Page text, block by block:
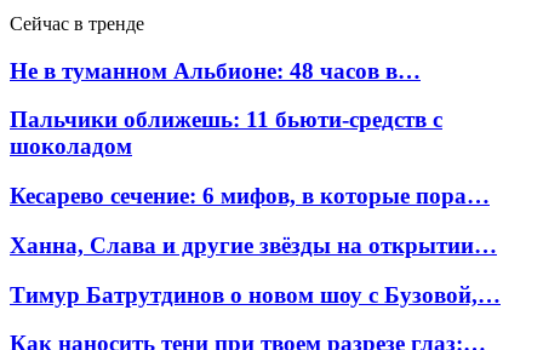
Сейчас в тренде
Не в туманном Альбионе: 48 часов в…
Пальчики оближешь: 11 бьюти-средств с
шоколадом
Кесарево сечение: 6 мифов, в которые пора…
Ханна, Слава и другие звёзды на открытии…
Тимур Батрутдинов о новом шоу с Бузовой,…
Как наносить тени при твоем разрезе глаз:…